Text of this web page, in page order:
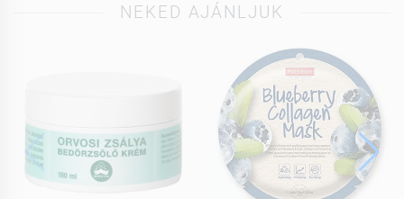
NEKED AJÁNLJUK